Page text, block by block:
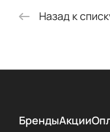
Назад к
БрендыАкции